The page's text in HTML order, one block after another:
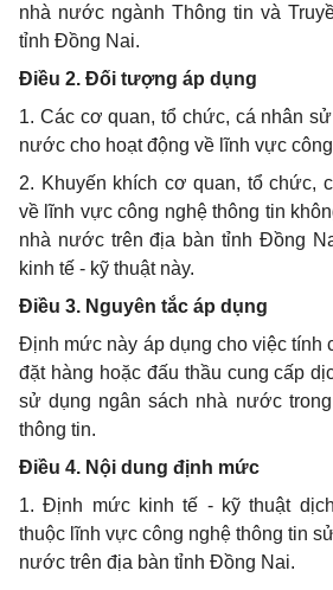
nhà nước ngành Thông tin và
tỉnh Đồng Nai.
Điều 2. Đối tượng áp dụng
1. Các cơ quan, tổ chức, cá nhân
nước cho hoạt động về lĩnh vực
2. Khuyến khích cơ quan, tổ chức,
về lĩnh vực công nghệ thông tin
nhà nước trên địa bàn tỉnh Đồng
kinh tế - kỹ thuật này.
Điều 3. Nguyên tắc áp dụng
Định mức này áp dụng cho việc tính
đặt hàng hoặc đấu thầu cung cấp
sử dụng ngân sách nhà nước
thông tin.
Điều 4. Nội dung định mức
1. Định mức kinh tế - kỹ thuật
thuộc lĩnh vực công nghệ thông tin
nước trên địa bàn tỉnh Đồng Nai.